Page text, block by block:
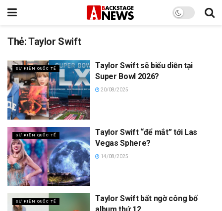
Thẻ:Taylor Swift
SỰ KIỆN QUỐC TẾ
Taylor Swift sẽ biểu diễn tại
Super Bowl 2026?
20/08/2025
SỰ KIỆN QUỐC TẾ
Taylor Swift “để mắt” tới Las
Vegas Sphere?
14/08/2025
SỰ KIỆN QUỐC TẾ
Taylor Swift bất ngờ công bố